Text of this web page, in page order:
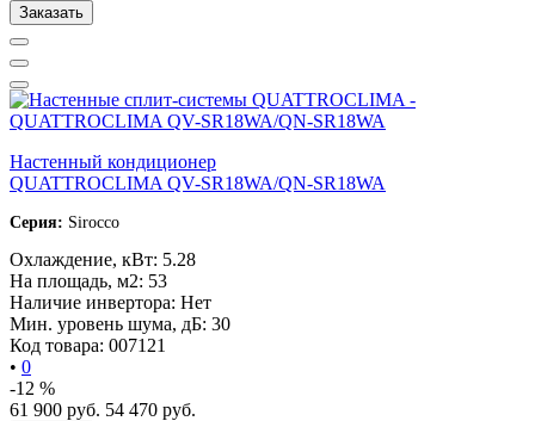
Заказать
Настенный кондиционер
QUATTROCLIMA QV-SR18WA/QN-SR18WA
Серия: Sirocco
Охлаждение, кВт: 5.28
На площадь, м2: 53
Наличие инвертора: Нет
Мин. уровень шума, дБ: 30
Код товара: 007121
• 0
-12 %
61 900 руб. 54 470 руб.